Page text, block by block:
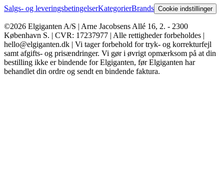
Salgs- og leveringsbetingelserKategorierBrands Cookie indstillinger
©2026 Elgiganten A/S | Arne Jacobsens Allé 16, 2. - 2300
København S. | CVR: 17237977 | Alle rettigheder forbeholdes |
hello@elgiganten.dk | Vi tager forbehold for tryk- og korrekturfejl
samt afgifts- og prisændringer. Vi gør i øvrigt opmærksom på at din
bestilling ikke er bindende for Elgiganten, før Elgiganten har
behandlet din ordre og sendt en bindende faktura.